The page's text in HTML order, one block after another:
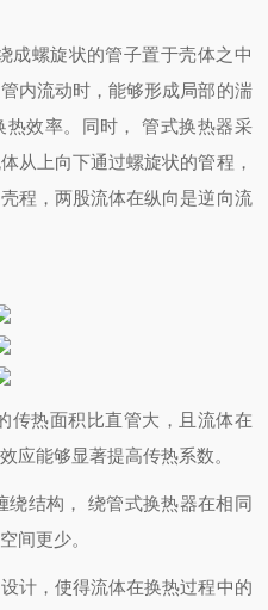
成螺旋状的管子置于壳体之中
内流动时，能够形成局部的湍
效率。同时， 管式换热器采
从上向下通过螺旋状的管程，
程，两股流体在纵向是逆向流
传热面积比直管大，且流体在
应能够显著提高传热系数。
绕结构， 绕管式换热器在相同
间更少。
计，使得流体在换热过程中的